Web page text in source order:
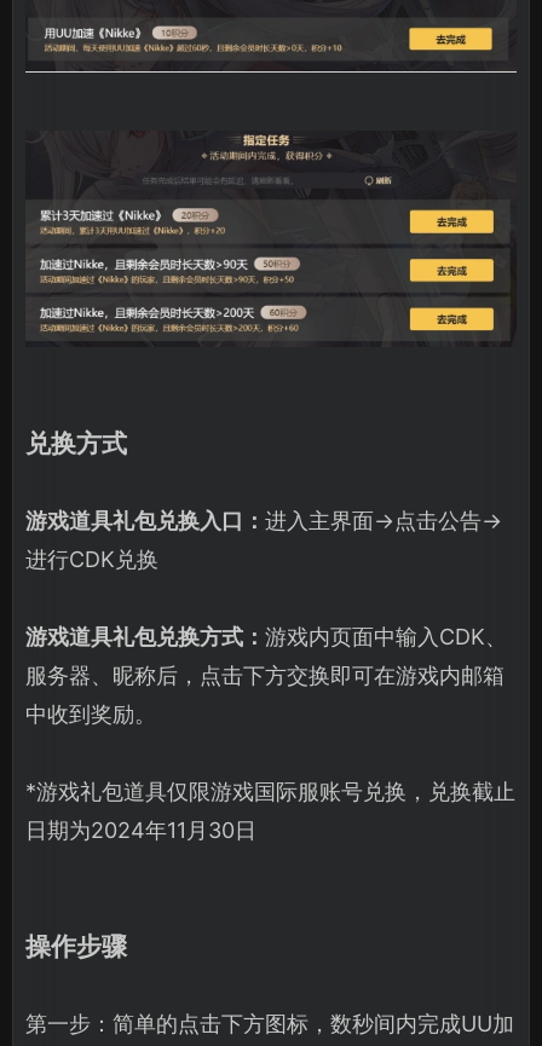
兑换方式
游戏道具礼包兑换入口： 进入主界面→点击公告→
进行CDK兑换
游戏道具礼包兑换方式： 游戏内页面中输入CDK、
服务器、昵称后，点击下方交换即可在游戏内邮箱
中收到奖励。
*游戏礼包道具仅限游戏国际服账号兑换，兑换截止
日期为2024年11月30日
操作步骤
第一步：简单的点击下方图标，数秒间内完成UU加